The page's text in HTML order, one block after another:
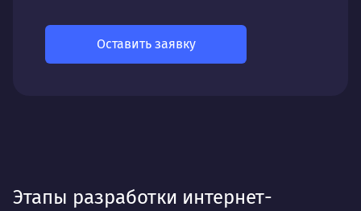
Оставить заявку
Этапы разработки интернет-